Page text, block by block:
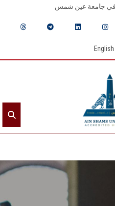
في جامعة عين شمس
English
الرئيسيـة
عن الجامعة